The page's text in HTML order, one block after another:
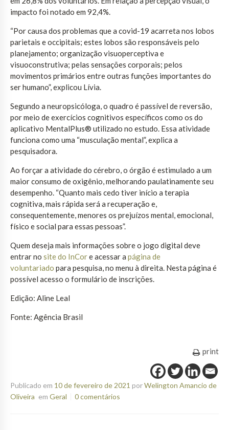
impacto foi notado em 92,4%.
“Por causa dos problemas que a covid-19 acarreta nos lobos
parietais e occipitais; estes lobos são responsáveis pelo
planejamento; organização visuoperceptiva e
visuoconstrutiva; pelas sensações corporais; pelos
movimentos primários entre outras funções importantes do
ser humano”, explicou Lívia.
Segundo a neuropsicóloga, o quadro é passível de reversão,
por meio de exercícios cognitivos específicos como os do
aplicativo MentalPlus® utilizado no estudo. Essa atividade
funciona como uma “musculação mental”, explica a
pesquisadora.
Ao forçar a atividade do cérebro, o órgão é estimulado a um
maior consumo de oxigênio, melhorando paulatinamente seu
desempenho. “Quanto mais cedo tiver início a terapia
cognitiva, mais rápida será a recuperação e,
consequentemente, menores os prejuízos mental, emocional,
físico e social para essas pessoas”.
Quem deseja mais informações sobre o jogo digital deve
entrar no site do InCore acessar a página de
voluntariado para pesquisa, no menu à direita. Nesta página é
possível acesso o formulário de inscrições.
Edição: Aline Leal
Fonte: Agência Brasil
print
Publicado em 10 de fevereiro de 2021 porWelington Amancio de
Oliveira em Geral 0 comentários